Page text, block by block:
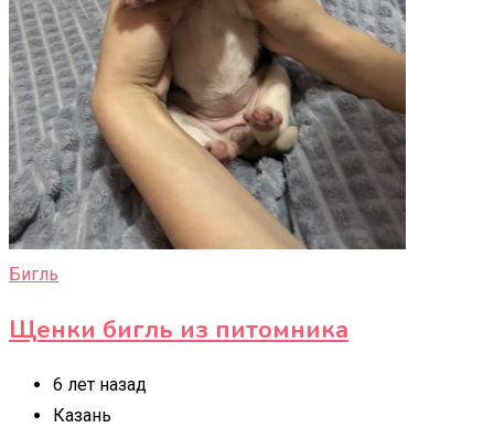
Бигль
Щенки бигль из питомника
6 лет назад
Казань